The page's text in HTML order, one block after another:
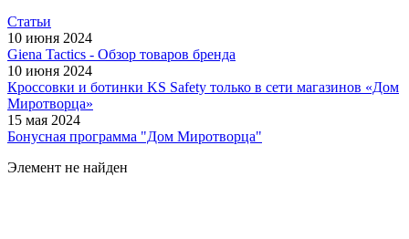
Статьи
10 июня 2024
Giena Tactics - Обзор товаров бренда
10 июня 2024
Кроссовки и ботинки KS Safety только в сети магазинов «Дом
Миротворца»
15 мая 2024
Бонусная программа "Дом Миротворца"
Элемент не найден